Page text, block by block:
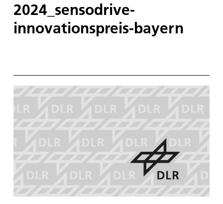
2024_sensodrive-
innovationspreis-bayern